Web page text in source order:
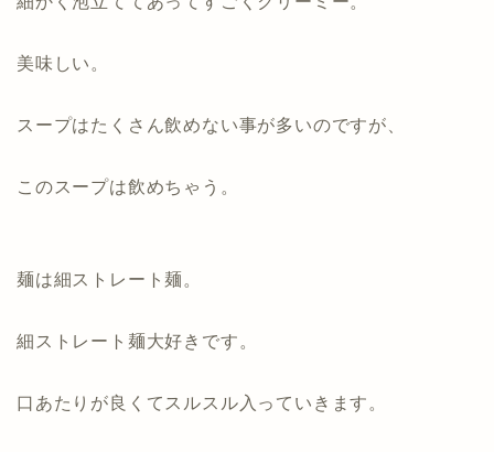
美味しい。
スープはたくさん飲めない事が多いのですが、
このスープは飲めちゃう。
麺は細ストレート麺。
細ストレート麺大好きです。
口あたりが良くてスルスル入っていきます。